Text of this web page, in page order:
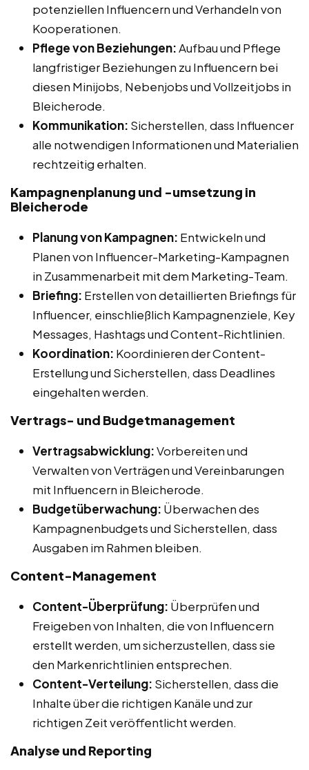
potenziellen Influencern und Verhandeln von
Kooperationen.
Pflege von Beziehungen:Aufbau und Pflege
langfristiger Beziehungen zu Influencern bei
diesen Minijobs, Nebenjobs und Vollzeitjobs in
Bleicherode.
Kommunikation: Sicherstellen, dass Influencer
alle notwendigen Informationen und Materialien
rechtzeitig erhalten.
Kampagnenplanung und -umsetzung in
Bleicherode
Planung von Kampagnen: Entwickeln und
Planen von Influencer-Marketing-Kampagnen
in Zusammenarbeit mit dem Marketing-Team.
Briefing: Erstellen von detaillierten Briefings für
Influencer, einschließlich Kampagnenziele, Key
Messages, Hashtags und Content-Richtlinien.
Koordination: Koordinieren der Content-
Erstellung und Sicherstellen, dass Deadlines
eingehalten werden.
Vertrags- und Budgetmanagement
Vertragsabwicklung:Vorbereiten und
Verwalten von Verträgen und Vereinbarungen
mit Influencern in Bleicherode.
Budgetüberwachung: Überwachen des
Kampagnenbudgets und Sicherstellen, dass
Ausgaben im Rahmen bleiben.
Content-Management
Content-Überprüfung: Überprüfen und
Freigeben von Inhalten, die von Influencern
erstellt werden, um sicherzustellen, dass sie
den Markenrichtlinien entsprechen.
Content-Verteilung: Sicherstellen, dass die
Inhalte über die richtigen Kanäle und zur
richtigen Zeit veröffentlicht werden.
Analyse und Reporting